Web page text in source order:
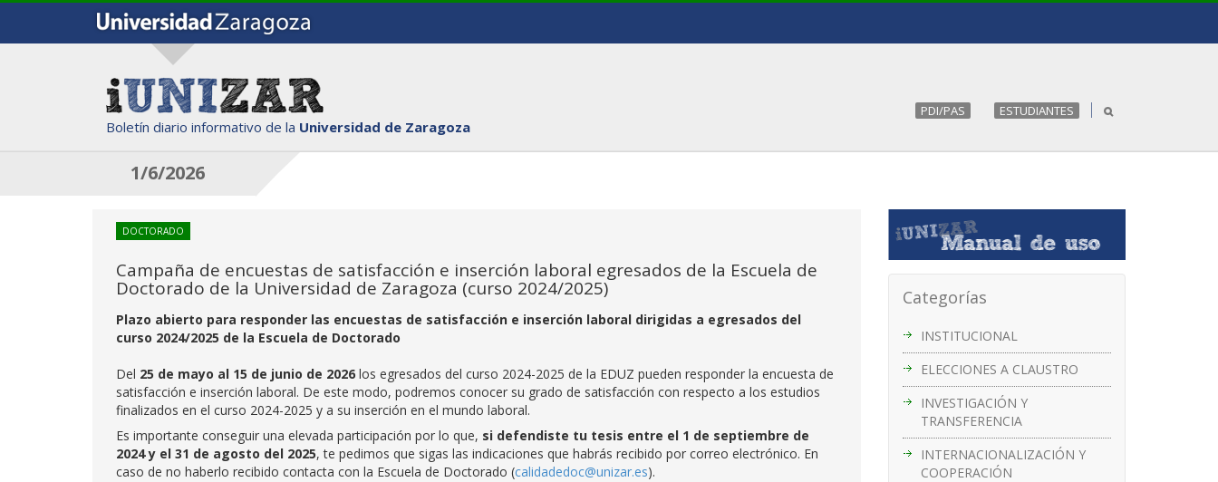
Boletín diario informativo de la Universidad de Zaragoza
PDI/PAS ESTUDIANTES
1/6/2026
Categorías
INSTITUCIONAL
ELECCIONES A CLAUSTRO
INVESTIGACIÓN Y
TRANSFERENCIA
INTERNACIONALIZACIÓN Y
COOPERACIÓN
DOCTORADO
Campaña de encuestas de satisfacción e inserción laboral egresados de la Escuela de
Doctorado de la Universidad de Zaragoza (curso 2024/2025)
Plazo abierto para responder las encuestas de satisfacción e inserción laboral dirigidas a egresados del
curso 2024/2025 de la Escuela de Doctorado
Del 25 de mayo al 15 de junio de 2026 los egresados del curso 2024-2025 de la EDUZ pueden responder la encuesta de
satisfacción e inserción laboral. De este modo, podremos conocer su grado de satisfacción con respecto a los estudios
finalizados en el curso 2024-2025 y a su inserción en el mundo laboral.
Es importante conseguir una elevada participación por lo que, si defendiste tu tesis entre el 1 de septiembre de
2024 y el 31 de agosto del 2025, te pedimos que sigas las indicaciones que habrás recibido por correo electrónico. En
caso de no haberlo recibido contacta con la Escuela de Doctorado (calidadedoc@unizar.es).